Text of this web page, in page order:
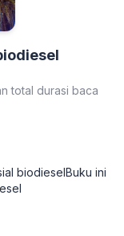
total durasi baca
biodieselBuku ini